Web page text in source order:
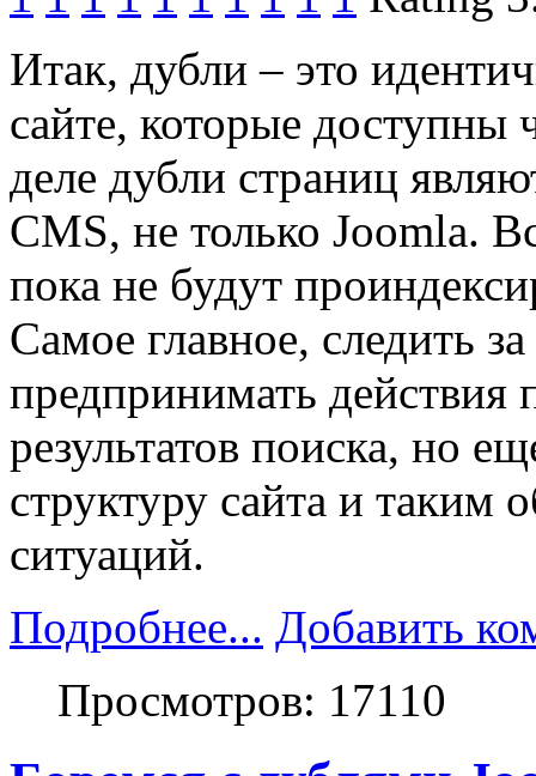
Итак, дубли – это
сайте, которые
деле дубли страниц
CMS, не только Joomla.
пока не будут
Самое главное, следить
предпринимать действия
результатов поиска, но
структуру сайта и таким
ситуаций.
Подробнее... Добавить
Просмотров: 17110